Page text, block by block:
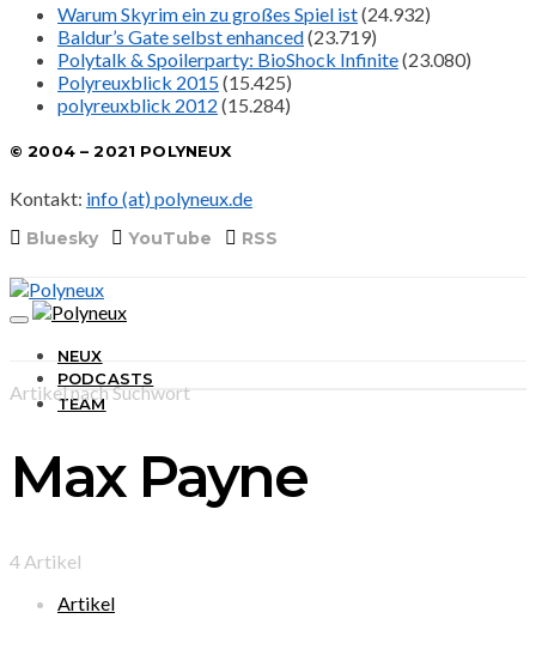
Warum Skyrim ein zu großes Spiel ist(24.932)
Baldur’s Gate selbst enhanced(23.719)
Polytalk & Spoilerparty: BioShock Infinite(23.080)
Polyreuxblick 2015(15.425)
polyreuxblick 2012 (15.284)
© 2004 – 2021 POLYNEUX
Kontakt: info (at) polyneux.de
Bluesky YouTube RSS
NEUX
PODCASTS
TEAM
Artikel nach Suchwort
Max Payne
4 Artikel
Artikel